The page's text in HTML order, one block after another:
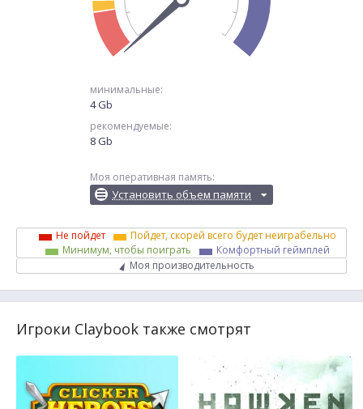
минимальные:
4 Gb
рекомендуемые:
8 Gb
Моя оперативная память:
Установить объем памяти
Не пойдет
Пойдет, скорей всего будет неиграбельно
Минимум, чтобы поиграть
Комфортный геймплей
Моя производительность
Игроки Claybook также смотрят